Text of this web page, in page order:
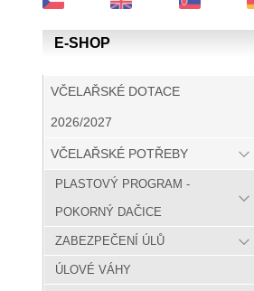
E-SHOP
VČELAŘSKÉ DOTACE
2026/2027
VČELAŘSKÉ POTŘEBY
PLASTOVÝ PROGRAM -
POKORNÝ DAČICE
ZABEZPEČENÍ ÚLŮ
ÚLOVÉ VÁHY